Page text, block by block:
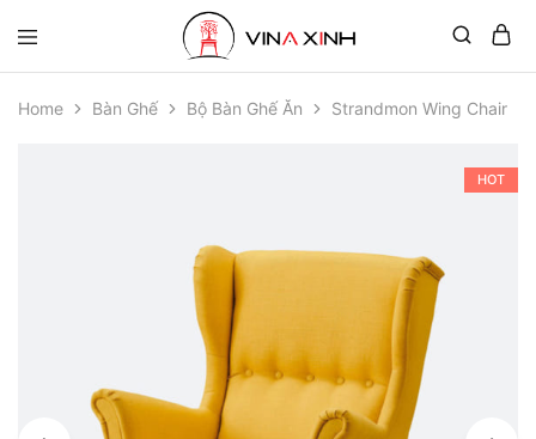
Home Bàn Ghế Bộ Bàn Ghế Ăn Strandmon Wing Chair
HOT